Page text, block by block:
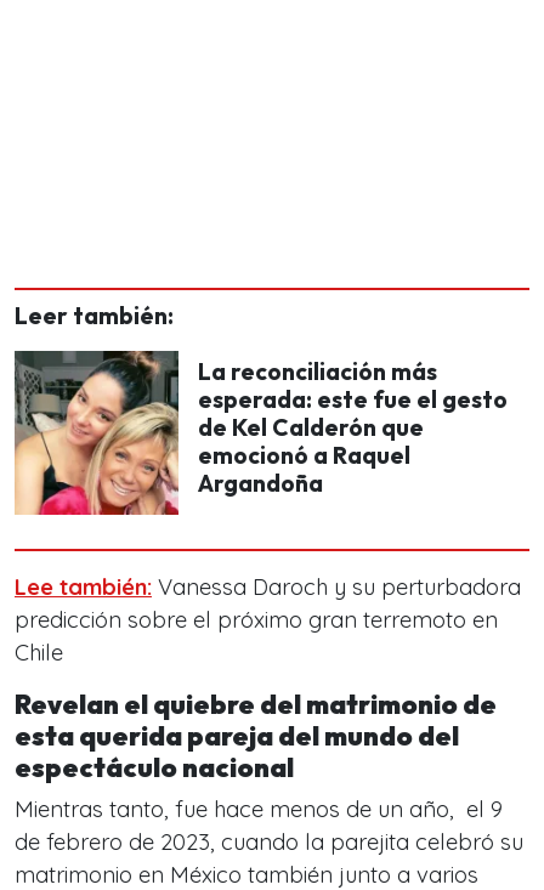
Leer también:
La reconciliación más
esperada: este fue el gesto
de Kel Calderón que
emocionó a Raquel
Argandoña
Lee también: Vanessa Daroch y su perturbadora
predicción sobre el próximo gran terremoto en
Chile
Revelan el quiebre del matrimonio de
esta querida pareja del mundo del
espectáculo nacional
Mientras tanto, fue hace menos de un año, ​ el 9
de febrero de 2023, cuando la parejita celebró su
matrimonio en México también junto a varios